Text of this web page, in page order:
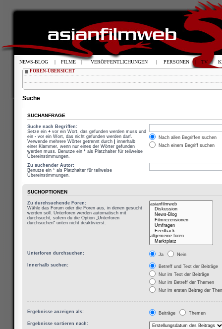
FOREN-ÜBERSICHT
Suche
SUCHANFRAGE
Suche nach Begriffen:
Setze ein + vor ein Wort, das gefunden werden muss und
ein - vor ein Wort, das nicht gefunden werden darf.
Verwende mehrere Wörter getrennt durch
innerhalb
einer Klammer, wenn nur eines der Wörter gefunden
werden muss. Benutze ein * als Platzhalter für teilweise
Übereinstimmungen.
Nach allen Begriffen suchen
Nach einem Begriff suchen
Zu suchender Autor:
Benutze ein * als Platzhalter für teilweise
Übereinstimmungen.
SUCHOPTIONEN
Zu durchsuchende Foren:
Wähle das Forum oder die Foren aus, in denen gesucht
werden soll. Unterforen werden automatisch mit
durchsucht, sofern du die Option „Unterforen
durchsuchen“ unten nicht deaktivierst.
Unterforen durchsuchen: Ja Nein
Innerhalb suchen:
Betreff und Text der Beiträge
Nur im Text der Beiträge
Nur im Betreff der Themen
Nur im ersten Beitrag der
Ergebnisse anzeigen als: Beiträge Themen
Ergebnisse sortieren nach:
NEWS-BLOG | FILME | VERÖFFENTLICHUNGEN | PERSONEN | TV |